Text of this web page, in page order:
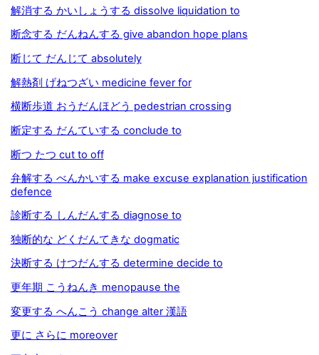
解消する かいしょうする dissolve liquidation to
断念する だんねんする give abandon hope plans
断じて だんじて absolutely
解熱剤 げねつざい medicine fever for
横断歩道 おうだんほどう pedestrian crossing
断定する だんていする conclude to
断つ たつ cut to off
弁解する べんかいする make excuse explanation justification
defence
診断する しんだんする diagnose to
独断的な どくだんてきな dogmatic
決断する けつだんする determine decide to
更年期 こうねんき menopause the
変更する へんこう change alter 漢語
更に さらに moreover